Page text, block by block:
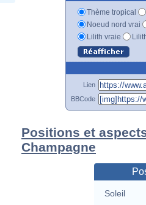
Thème tropical
Noeud nord vrai
Lilith vraie
Lien
BBCode
Positions et
Champagne
Soleil